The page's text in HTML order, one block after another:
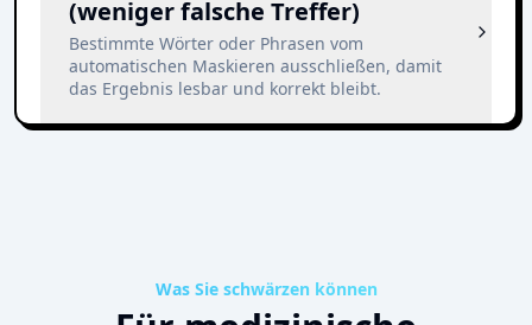
(weniger falsche Treffer)
Bestimmte Wörter oder Phrasen vom
automatischen Maskieren ausschließen, damit
das Ergebnis lesbar und korrekt bleibt.
Was Sie schwärzen können